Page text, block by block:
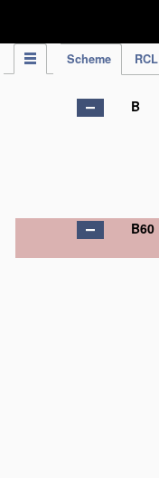
Scheme RCL
B
B60